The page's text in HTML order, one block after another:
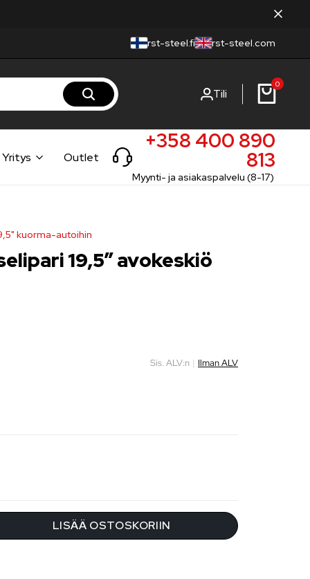
rst-steel.fi rst-steel.com
Tili
0
Yritys Outlet
+358 400 890
813
Myynti- ja asiakaspalvelu (8-17)
kuorma-autoihin
19,5″ avokeskiö
Sis. ALV:n | Ilman ALV
LISÄÄ OSTOSKORIIN